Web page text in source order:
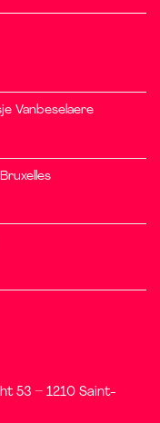
Vanbeselaere
53 – 1210 Saint-